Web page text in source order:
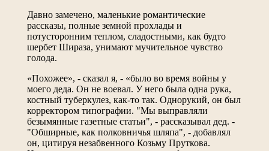
Давно замечено, маленькие романтические
рассказы, полные земной прохлады и
потусторонним теплом, сладостными, как будто
шербет Шираза, унимают мучительное чувство
голода.
«Похожее», - сказал я, - «было во время войны у
моего деда. Он не воевал. У него была одна рука,
костный туберкулез, как-то так. Однорукий, он был
корректором типографии. "Мы выправляли
безымянные газетные статьи", - рассказывал дед. -
"Обширные, как полковничья шляпа", - добавлял
он, цитируя незабвенного Козьму Пруткова.